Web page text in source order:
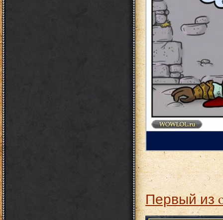
Первый из